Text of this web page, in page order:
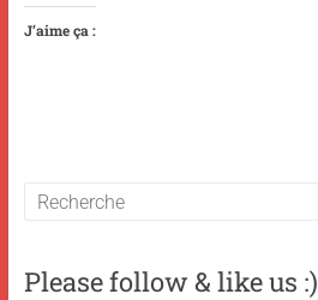
J’aime ça :
Please follow & like us :)